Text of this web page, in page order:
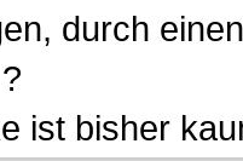
durch
ist bisher